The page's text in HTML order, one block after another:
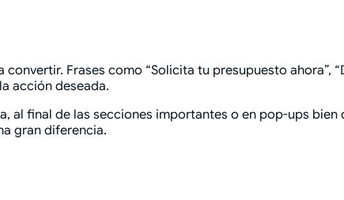
Frases como “Solicita tu presupuesto ahora”,
acción deseada.
final de las secciones importantes o en pop-ups bien
gran diferencia.